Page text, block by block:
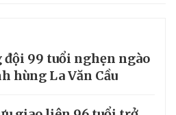
đội 99 tuổi nghẹn ngào
hùng La Văn Cầu